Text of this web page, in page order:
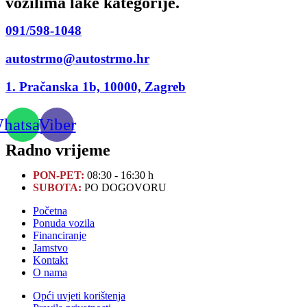
091/598-1048
autostrmo@autostrmo.hr
1. Pračanska 1b, 10000, Zagreb
Viber
Radno vrijeme
PON-PET: 08:30 - 16:30 h
SUBOTA: PO DOGOVORU
Početna
Ponuda vozila
Financiranje
Jamstvo
Kontakt
O nama
Opći uvjeti korištenja